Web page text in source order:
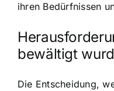
ihren Bedürfnissen
bewältigt
Die Entscheidung,